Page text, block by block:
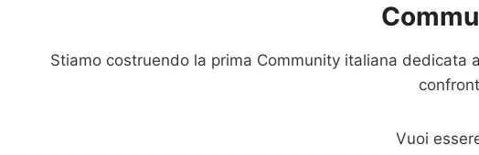
Stiamo costruendo la prima Community italiana dedicata
Vuoi